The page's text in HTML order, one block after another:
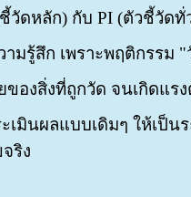
วัดหลัก) กับ PI (ตัวชี้วัดทั่
ามรู้สึก เพราะพฤติกรรม
ของสิ่งที่ถูกวัด จนเกิดแร
เมินผลแบบเดิมๆ ให้เป็น
ริง